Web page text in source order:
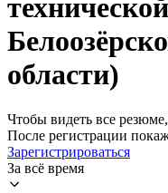
области)
Чтобы видеть все
После регистрации
Зарегистрироваться
За всё время